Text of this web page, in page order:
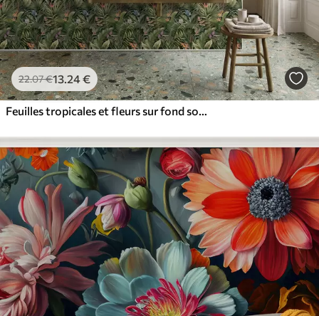
22.07€13.24€
Feuilles tropicales et fleurs sur fond sombre